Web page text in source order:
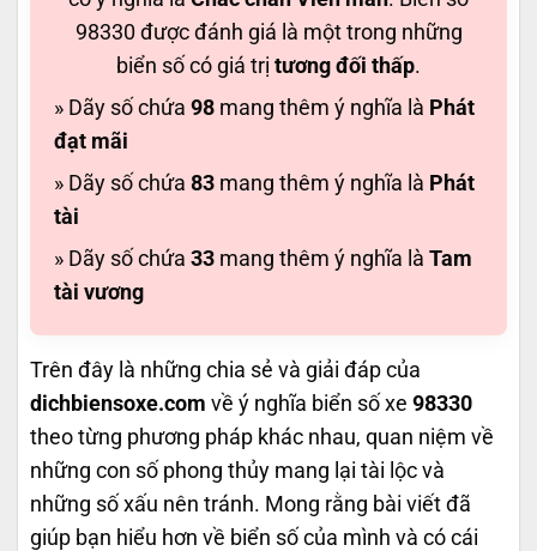
98330 được đánh giá là một trong những
biển số có giá trị tương đối thấp.
» Dãy số chứa 98 mang thêm ý nghĩa là Phát
đạt mãi
» Dãy số chứa 83 mang thêm ý nghĩa là Phát
tài
» Dãy số chứa 33 mang thêm ý nghĩa là Tam
tài vương
Trên đây là những chia sẻ và giải đáp của
dichbiensoxe.com về ý nghĩa biển số xe 98330
theo từng phương pháp khác nhau, quan niệm về
những con số phong thủy mang lại tài lộc và
những số xấu nên tránh. Mong rằng bài viết đã
giúp bạn hiểu hơn về biển số của mình và có cái